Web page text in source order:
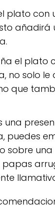
plato con
añadirá
el plato
no solo
que
una
puedes
sobre